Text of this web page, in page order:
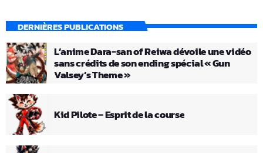
DERNIÈRES PUBLICATIONS
L’anime Dara-san of Reiwa dévoile une vidéo
sans crédits de son ending spécial « Gun
Valsey’s Theme »
Kid Pilote – Esprit de la course